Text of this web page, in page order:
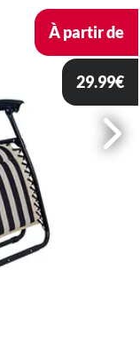
À partir de
29.99€